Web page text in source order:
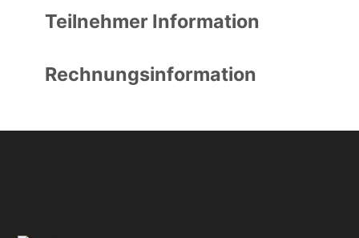
Teilnehmer Information
Rechnungsinformation